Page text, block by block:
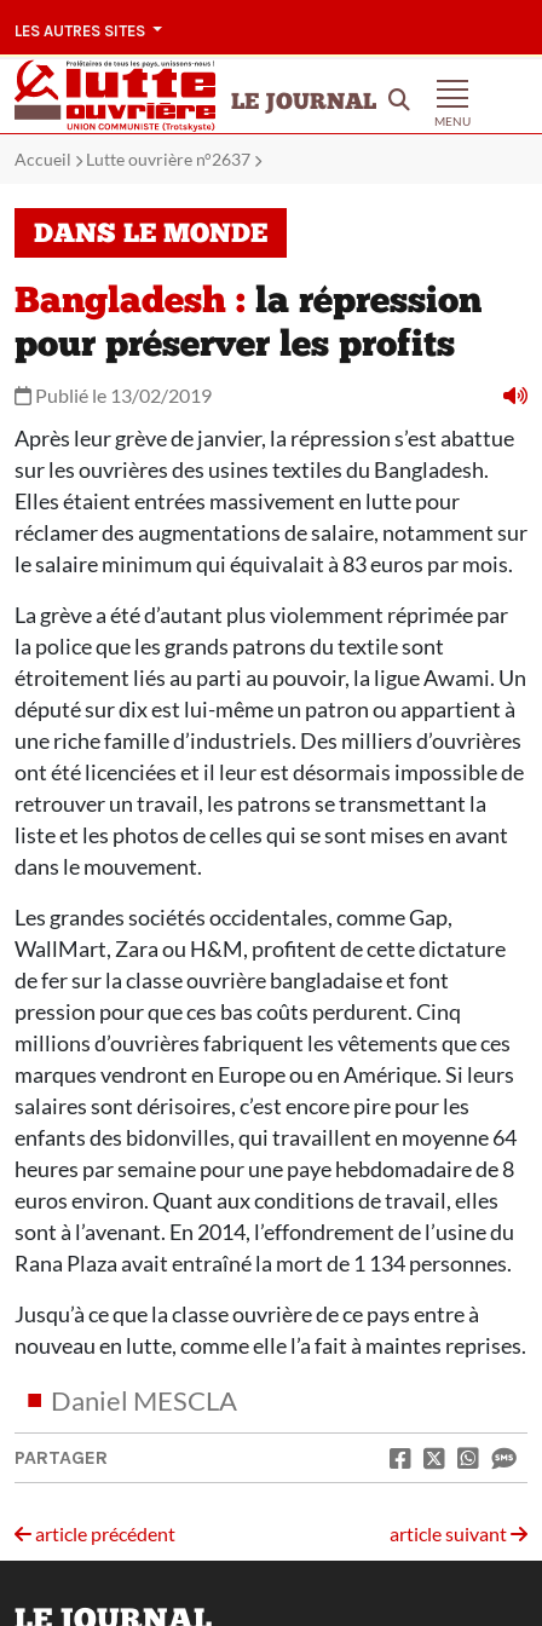
LES AUTRES SITES
LE JOURNAL
MENU
Accueil Lutte ouvrière n°2637
DANS LE MONDE
Bangladesh : la répression
pour préserver les profits
Publié le 13/02/2019
Après leur grève de janvier, la répression s’est abattue
sur les ouvrières des usines textiles du Bangladesh.
Elles étaient entrées massivement en lutte pour
réclamer des augmentations de salaire, notamment sur
le salaire minimum qui équivalait à 83 euros par mois.
La grève a été d’autant plus violemment réprimée par
la police que les grands patrons du textile sont
étroitement liés au parti au pouvoir, la ligue Awami. Un
député sur dix est lui-même un patron ou appartient à
une riche famille d’industriels. Des milliers d’ouvrières
ont été licenciées et il leur est désormais impossible de
retrouver un travail, les patrons se transmettant la
liste et les photos de celles qui se sont mises en avant
dans le mouvement.
Les grandes sociétés occidentales, comme Gap,
WallMart, Zara ou H&M, profitent de cette dictature
de fer sur la classe ouvrière bangladaise et font
pression pour que ces bas coûts perdurent. Cinq
millions d’ouvrières fabriquent les vêtements que ces
marques vendront en Europe ou en Amérique. Si leurs
salaires sont dérisoires, c’est encore pire pour les
enfants des bidonvilles, qui travaillent en moyenne 64
heures par semaine pour une paye hebdomadaire de 8
euros environ. Quant aux conditions de travail, elles
sont à l’avenant. En 2014, l’effondrement de l’usine du
Rana Plaza avait entraîné la mort de 1 134 personnes.
Jusqu’à ce que la classe ouvrière de ce pays entre à
nouveau en lutte, comme elle l’a fait à maintes reprises.
Daniel MESCLA
PARTAGER
article précédent article suivant